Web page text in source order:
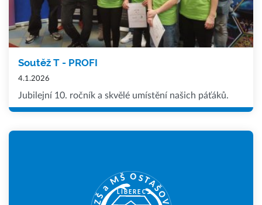
Soutěž T - PROFI
4.1.2026
Jubilejní 10. ročník a skvělé umístění našich páťáků.